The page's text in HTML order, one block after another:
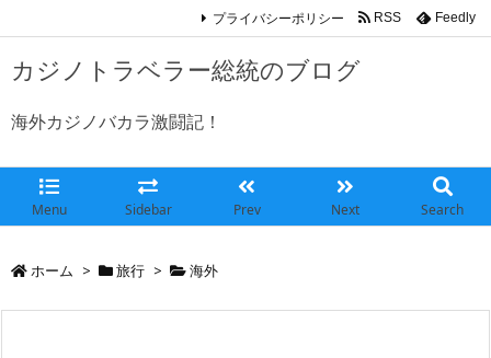
カジノトラベラー総統のブログ
海外カジノバカラ激闘記！
Menu Sidebar Prev Next Search
プライバシーポリシー RSS Feedly
ホーム > 旅行 > 海外